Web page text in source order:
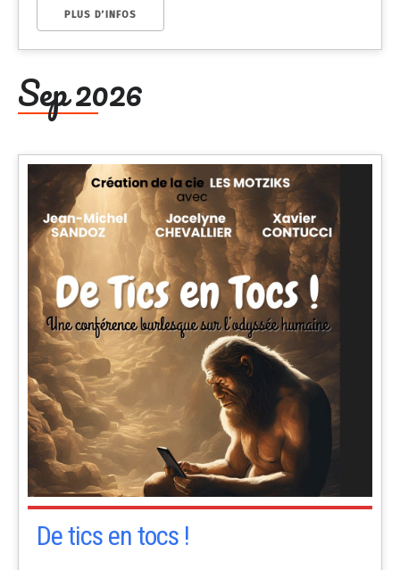
PLUS D’INFOS
Sep 2026
De tics en tocs !